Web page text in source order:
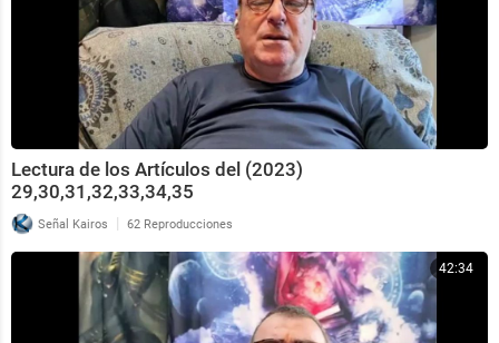
Lectura de los Artículos del (2023)
29,30,31,32,33,34,35
Señal Kairos | 62 Reproducciones
42:34